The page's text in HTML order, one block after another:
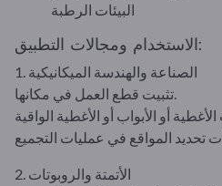
البيئات الرطبة
الاستخدام ومجالات التطبيق:
1. الصناعة والهندسة الميكانيكية
تثبيت قطع العمل في مكانها.
2. الأتمتة والروبوتات